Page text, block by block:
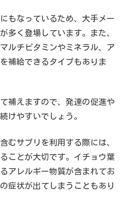
もなっているため、大手メー
多く登場しています。また、
ルチビタミンやミネラル、ア
補給できるタイプもありま
補えますので、発達の促進や
けやすいでしょう。
むサプリを利用する際には、
ことが大切です。イチョウ葉
アレルギー物質が含まれてお
症状が出てしまうこともあり